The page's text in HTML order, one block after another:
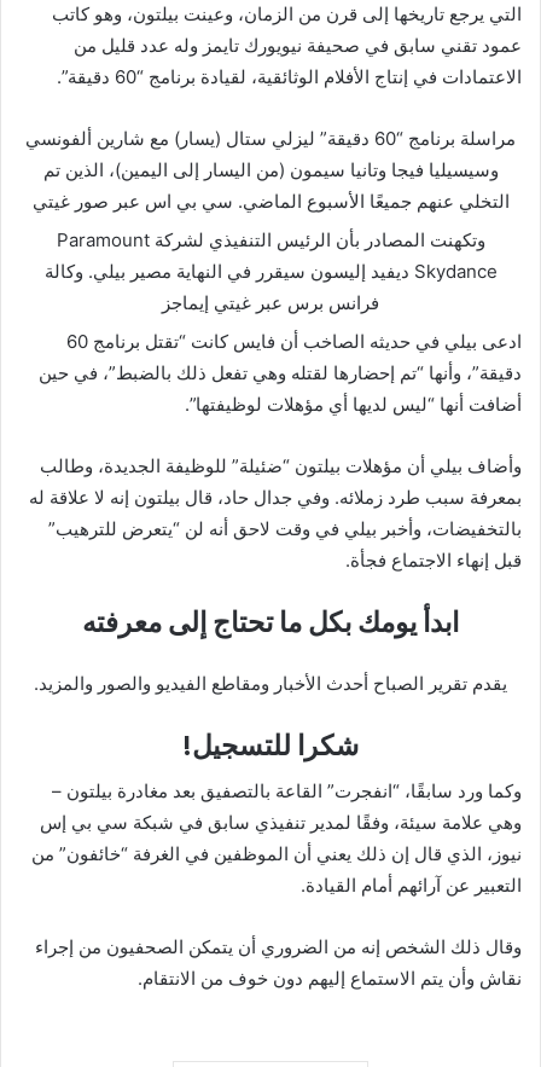
التي يرجع تاريخها إلى قرن من الزمان، وعينت بيلتون، وهو كاتب
عمود تقني سابق في صحيفة نيويورك تايمز وله عدد قليل من
الاعتمادات في إنتاج الأفلام الوثائقية، لقيادة برنامج “60 دقيقة”.
مراسلة برنامج “60 دقيقة” ليزلي ستال (يسار) مع شارين ألفونسي
وسيسيليا فيجا وتانيا سيمون (من اليسار إلى اليمين)، الذين تم
التخلي عنهم جميعًا الأسبوع الماضي. سي بي اس عبر صور غيتي
وتكهنت المصادر بأن الرئيس التنفيذي لشركة Paramount
Skydance ديفيد إليسون سيقرر في النهاية مصير بيلي.
وكالة
فرانس برس عبر غيتي إيماجز
ادعى بيلي في حديثه الصاخب أن فايس كانت “تقتل برنامج 60
دقيقة”، وأنها “تم إحضارها لقتله وهي تفعل ذلك بالضبط”، في حين
أضافت أنها “ليس لديها أي مؤهلات لوظيفتها”.
وأضاف بيلي أن مؤهلات بيلتون “ضئيلة” للوظيفة الجديدة، وطالب
بمعرفة سبب طرد زملائه. وفي جدال حاد، قال بيلتون إنه لا علاقة له
بالتخفيضات، وأخبر بيلي في وقت لاحق أنه لن “يتعرض للترهيب”
قبل إنهاء الاجتماع فجأة.
ابدأ يومك بكل ما تحتاج إلى معرفته
يقدم تقرير الصباح أحدث الأخبار ومقاطع الفيديو والصور والمزيد.
شكرا للتسجيل!
وكما ورد سابقًا، “انفجرت” القاعة بالتصفيق بعد مغادرة بيلتون –
وهي علامة سيئة، وفقًا لمدير تنفيذي سابق في شبكة سي بي إس
نيوز، الذي قال إن ذلك يعني أن الموظفين في الغرفة “خائفون” من
التعبير عن آرائهم أمام القيادة.
وقال ذلك الشخص إنه من الضروري أن يتمكن الصحفيون من إجراء
نقاش وأن يتم الاستماع إليهم دون خوف من الانتقام.